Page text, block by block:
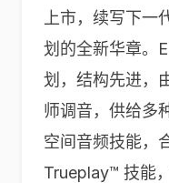
上市，续写下一
划的全新华章。
划，结构先进，
师调音，供给多
空间音频技能，
Trueplay™ 技能